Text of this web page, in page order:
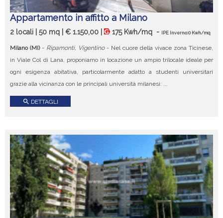
Appartamento in affitto a Milano
2 locali | 50 mq | € 1.150,00 | 175 Kwh/mq - IPE Inverno:0 Kwh/mq
Milano (MI)- Ripamonti, Vigentino- Nel cuore della vivace zona Ticinese,
in Viale Col di Lana, proponiamo in locazione un ampio trilocale ideale per
ogni esigenza abitativa, particolarmente adatto a studenti universitari
grazie alla vicinanza con le principali università milanesi: ...
search DETTAGLI